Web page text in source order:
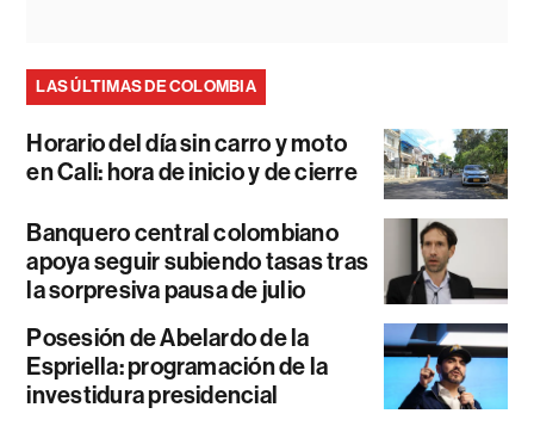
LAS ÚLTIMAS DE COLOMBIA
Horario del día sin carro y moto
en Cali: hora de inicio y de cierre
Banquero central colombiano
apoya seguir subiendo tasas tras
la sorpresiva pausa de julio
Posesión de Abelardo de la
Espriella: programación de la
investidura presidencial